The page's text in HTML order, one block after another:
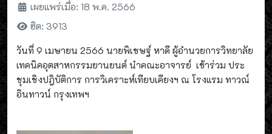
เผยแพร่เมื่อ: 18 พ.ค. 2566
ฮิต: 3913
วันที่ 9 เมษายน 2566 นายพิเชษฐ์ หาดี ผู้อำนวยการวิทยาลัย
เทคนิคอุตสาหกรรมยานยนต์ นำคณะอาจารย์ เข้าร่วม ประ
ชุมเชิงปฎิบัติการ การวิเคราะห์เทียบเคียงฯ ณ โรงแรม ทาวณ์
อินทาวน์ กรุงเทพฯ